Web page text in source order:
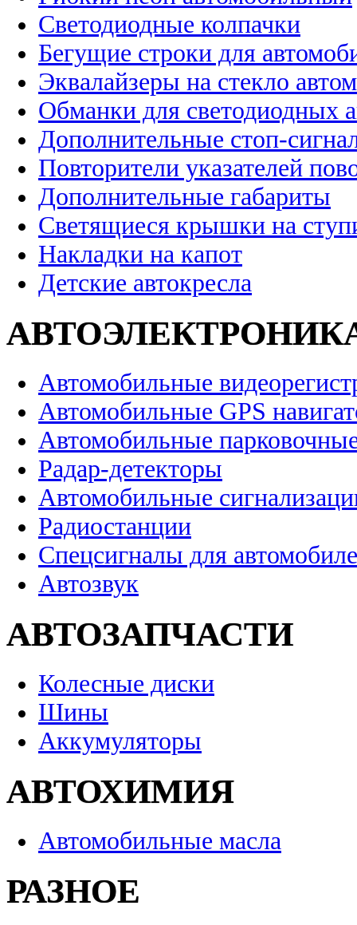
Светодиодные колпачки
Бегущие строки для
Эквалайзеры на стекло
Обманки для светодиодных
Дополнительные стоп-
Повторители указателей
Дополнительные габариты
Светящиеся крышки на
Накладки на капот
Детские автокресла
Автомобильные
Автомобильные GPS
Автомобильные
Радар-детекторы
Автомобильные
Радиостанции
Спецсигналы для
Автозвук
АВТОЗАПЧАСТИ
Колесные диски
Шины
Аккумуляторы
АВТОХИМИЯ
Автомобильные масла
РАЗНОЕ